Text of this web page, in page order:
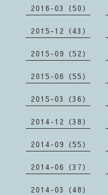
2016-03（50）
2015-12（43）
2015-09（52）
2015-06（55）
2015-03（36）
2014-12（38）
2014-09（55）
2014-06（37）
2014-03（48）